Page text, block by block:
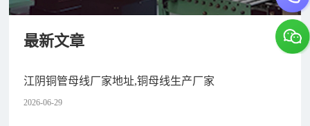
最新文章
江阴铜管母线厂家地址,铜母线生产厂家
2026-06-29